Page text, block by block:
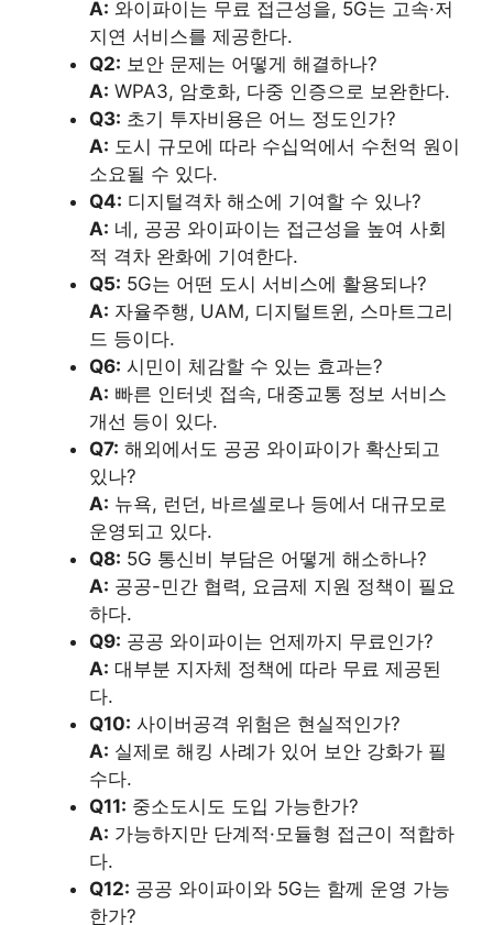
A: 와이파이는 무료 접근성을, 5G는 고속·저
지연 서비스를 제공한다.
Q2: 보안 문제는 어떻게 해결하나?
A: WPA3, 암호화, 다중 인증으로 보완한다.
Q3: 초기 투자비용은 어느 정도인가?
A: 도시 규모에 따라 수십억에서 수천억 원이
소요될 수 있다.
Q4: 디지털격차 해소에 기여할 수 있나?
A: 네, 공공 와이파이는 접근성을 높여 사회
적 격차 완화에 기여한다.
Q5: 5G는 어떤 도시 서비스에 활용되나?
A: 자율주행, UAM, 디지털트윈, 스마트그리
드 등이다.
Q6: 시민이 체감할 수 있는 효과는?
A: 빠른 인터넷 접속, 대중교통 정보 서비스
개선 등이 있다.
Q7: 해외에서도 공공 와이파이가 확산되고
있나?
A: 뉴욕, 런던, 바르셀로나 등에서 대규모로
운영되고 있다.
Q8: 5G 통신비 부담은 어떻게 해소하나?
A: 공공-민간 협력, 요금제 지원 정책이 필요
하다.
Q9: 공공 와이파이는 언제까지 무료인가?
A: 대부분 지자체 정책에 따라 무료 제공된
다.
Q10: 사이버공격 위험은 현실적인가?
A: 실제로 해킹 사례가 있어 보안 강화가 필
수다.
Q11: 중소도시도 도입 가능한가?
A: 가능하지만 단계적·모듈형 접근이 적합하
다.
Q12: 공공 와이파이와 5G는 함께 운영 가능
한가?